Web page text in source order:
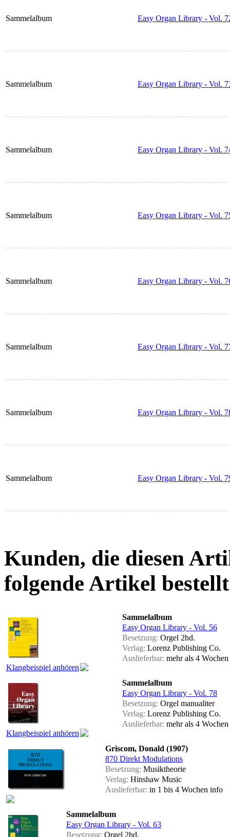
Sammelalbum Easy Organ Library - Vol.
Sammelalbum Easy Organ Library - Vol.
Sammelalbum Easy Organ Library - Vol.
Sammelalbum Easy Organ Library - Vol.
Sammelalbum Easy Organ Library - Vol.
Sammelalbum Easy Organ Library - Vol.
Sammelalbum Easy Organ Library - Vol.
Sammelalbum Easy Organ Library - Vol.
Kunden, die diesen
folgende Artikel
Klangbeispiel anhören
Sammelalbum
Easy Organ Library - Vol. 56
Besetzung: Orgel 2hd.
Verlag: Lorenz Publishing Co.
Auslieferbar: mehr als 4 Wochen
Klangbeispiel anhören
Sammelalbum
Easy Organ Library - Vol. 78
Besetzung: Orgel manualiter
Verlag: Lorenz Publishing Co.
Auslieferbar: mehr als 4 Wochen
Griscom, Donald (1907)
870 Direkt Modulations
Besetzung: Musiktheorie
Verlag: Hinshaw Music
Auslieferbar: in 1 bis 4 Wochen info
Sammelalbum
Easy Organ Library - Vol. 63
Besetzung: Orgel 2hd.